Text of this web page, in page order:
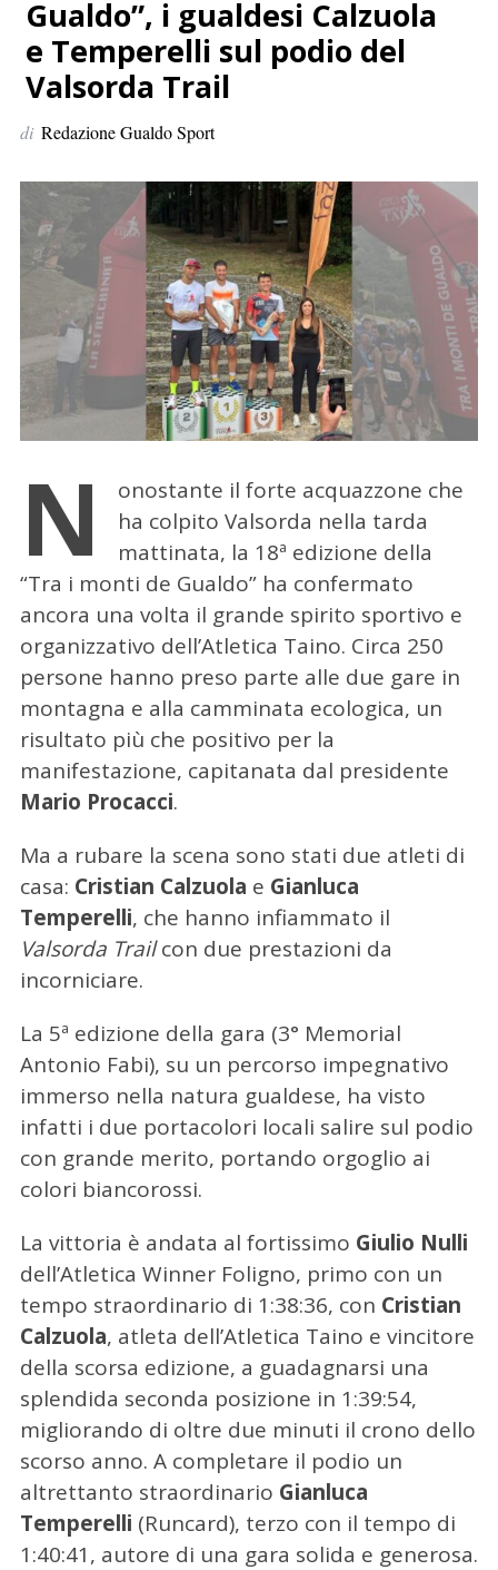
e
r
:
Gualdo”, i gualdesi Calzuola
e Temperelli sul podio del
Valsorda Trail
di Redazione Gualdo Sport
N
onostante il forte acquazzone che
ha colpito Valsorda nella tarda
mattinata, la 18ª edizione della
“Tra i monti de Gualdo” ha confermato
ancora una volta il grande spirito sportivo e
organizzativo dell’Atletica Taino. Circa 250
persone hanno preso parte alle due gare in
montagna e alla camminata ecologica, un
risultato più che positivo per la
manifestazione, capitanata dal presidente
Mario Procacci.
Ma a rubare la scena sono stati due atleti di
casa: Cristian Calzuola e Gianluca
Temperelli, che hanno infiammato il
Valsorda Trailcon due prestazioni da
incorniciare.
La 5ª edizione della gara (3° Memorial
Antonio Fabi), su un percorso impegnativo
immerso nella natura gualdese, ha visto
infatti i due portacolori locali salire sul podio
con grande merito, portando orgoglio ai
colori biancorossi.
La vittoria è andata al fortissimo Giulio Nulli
dell’Atletica Winner Foligno, primo con un
tempo straordinario di 1:38:36, con Cristian
Calzuola, atleta dell’Atletica Taino e vincitore
della scorsa edizione, a guadagnarsi una
splendida seconda posizione in 1:39:54,
migliorando di oltre due minuti il crono dello
scorso anno. A completare il podio un
altrettanto straordinario Gianluca
Temperelli (Runcard), terzo con il tempo di
1:40:41, autore di una gara solida e generosa.